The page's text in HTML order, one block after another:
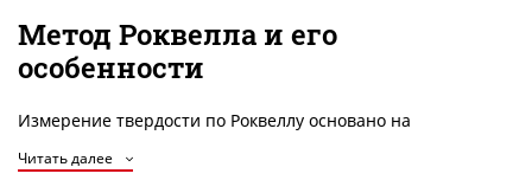
Метод Роквелла и его
особенности
Измерение твердости по Роквеллу основано на
заданной нагрузкой. Метод HR отличается высокой
Читать далее